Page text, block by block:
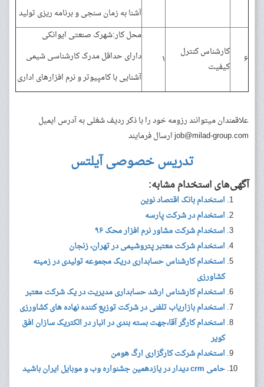
آشنا به زمان سنجی و برنامه ریزی تولید
۶
کارشناس کنترل
کیفیت
۱
محل کار:شهرک صنعتی ایوانکی
دارای حداقل مدرک کارشناسی شیمی
آشنایی با کامپیوتر و نرم افزارهای اداری
علاقمندان میتوانند رزومه خود را با ذکر ردیف شغلی به آدرس ایمیل
job@milad-group.comارسال فرمایند
تدریس خصوصی آیلتس
آگهی‌های استخدام مشابه:
استخدام بانک اقتصاد نوین
استخدام در شرکت پارسه
استخدام شرکت مشاور نرم افزار محک ۹۶
استخدام شرکت معتبر پتروشیمی در تهران، زنجان
استخدام کارشناس حسابداری دریک مجموعه تولیدی در زمینه
کشاورزی
استخدام کارشناس ارشد حسابداری مدیریت در یک شرکت معتبر
استخدام بازاریاب تلفنی در شرکت توزیع کننده نهاده های کشاورزی
استخدام کارگر آقا،جهت بسته بندی در انبار در الکتریک سازان افق
کویر
استخدام شرکت کارگزاری ارگ هومن
حامی crm دیدار در یازدهمین جشنواره وب و موبایل ایران باشید